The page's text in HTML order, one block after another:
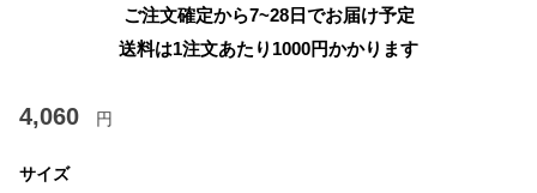
ご注文確定から7~28日でお届け予定
送料は1注文あたり 1000円かかります
4,060 円
サイズ